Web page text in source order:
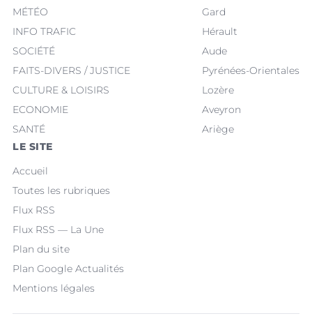
MÉTÉO
INFO TRAFIC
SOCIÉTÉ
FAITS-DIVERS / JUSTICE
CULTURE & LOISIRS
ECONOMIE
SANTÉ
Gard
Hérault
Aude
Pyrénées-Orientales
Lozère
Aveyron
Ariège
LE SITE
Accueil
Toutes les rubriques
Flux RSS
Flux RSS — La Une
Plan du site
Plan Google Actualités
Mentions légales